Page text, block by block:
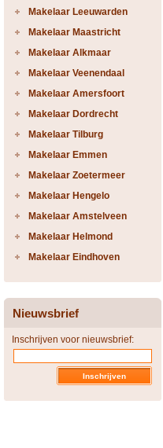
Makelaar Leeuwarden
Makelaar Maastricht
Makelaar Alkmaar
Makelaar Veenendaal
Makelaar Amersfoort
Makelaar Dordrecht
Makelaar Tilburg
Makelaar Emmen
Makelaar Zoetermeer
Makelaar Hengelo
Makelaar Amstelveen
Makelaar Helmond
Makelaar Eindhoven
Nieuwsbrief
Inschrijven voor nieuwsbrief: